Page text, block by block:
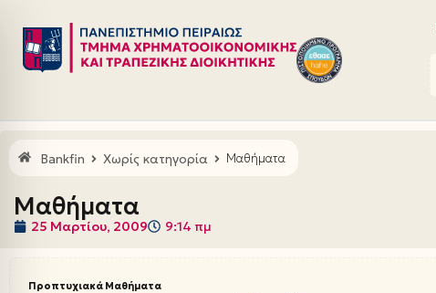
Μεταπηδήστε
στο
Bankfin Χωρίς κατηγορία Μαθήματα
Μαθήματα
25 Μαρτίου, 2009 9:14 πμ
Προπτυχιακά Μαθήματα